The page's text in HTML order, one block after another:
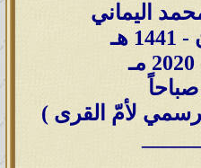
اليماني
لأمّ القرى )